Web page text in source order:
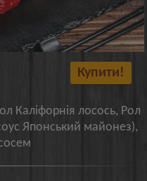
Купити!
Каліфорнія лосось, Рол
Японський майонез),